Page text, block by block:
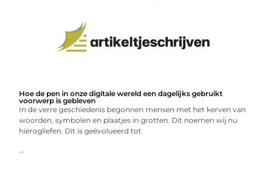
Hoe de pen in onze digitale wereld een dagelijks gebruikt
voorwerp is gebleven
In de verre geschiedenis begonnen mensen met het kerven van
woorden, symbolen en plaatjes in grotten. Dit noemen wij nu
hiërogliefen. Dit is geëvolueerd tot
...